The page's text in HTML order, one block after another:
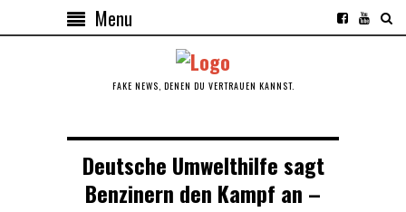
Menu
FAKE NEWS, DENEN DU VERTRAUEN KANNST.
Deutsche Umwelthilfe sagt
Benzinern den Kampf an –